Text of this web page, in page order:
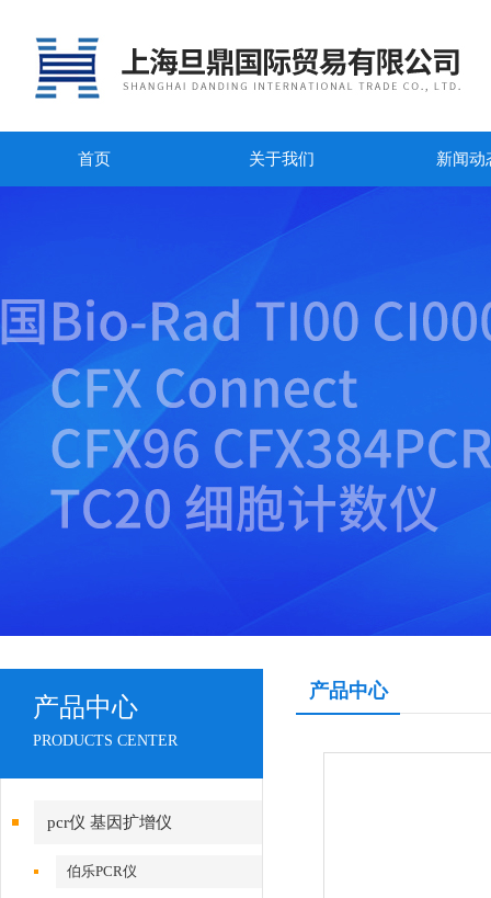
首页 关于我们 新闻动
产品中心
PRODUCTS CENTER
pcr仪 基因扩增仪
伯乐PCR仪
产品中心